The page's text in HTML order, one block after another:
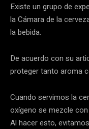
Existe un grupo de
la Cámara de la
la bebida.
De acuerdo con su
proteger tanto aroma
Cuando servimos la
oxígeno se mezcle
Al hacer esto,